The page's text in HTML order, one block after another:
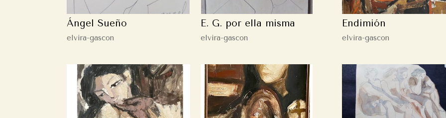
Ángel Sueño
elvira-gascon
E. G. por ella misma
elvira-gascon
Endimión
elvira-gascon